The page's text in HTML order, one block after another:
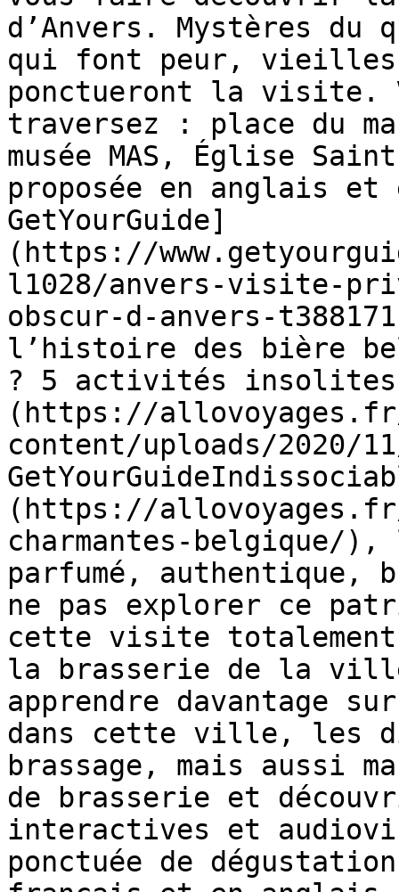
d’Anvers. Mystères
qui font peur, vieilles
ponctueront la visite.
traversez : place du
musée MAS, Église
proposée en anglais
GetYourGuide]
(https://
l1028/anvers-visite-
obscur-d-anvers-
l’histoire des bière
? 5 activités
(https://
content/uploads/2020/
(https://
charmantes-
parfumé, authentique,
ne pas explorer ce
cette visite totalement
la brasserie de la
apprendre davantage
dans cette ville, les
brassage, mais aussi
de brasserie et
interactives et
ponctuée de